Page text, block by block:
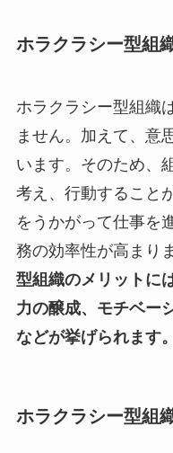
ホラクラシー型組
ホラクラシー型組織
ません。加えて、意
います。そのため、
考え、行動すること
をうかがって仕事を
務の効率性が高まり
型組織のメリットに
力の醸成、モチベー
などが挙げられます。
ホラクラシー型組